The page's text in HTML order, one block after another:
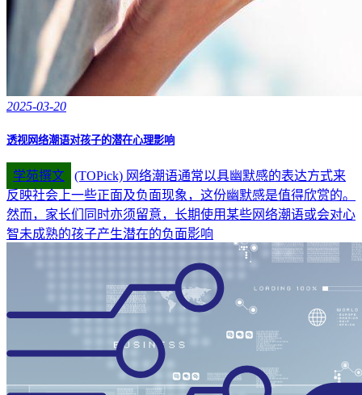
2025-03-20
透视网络潮语对孩子的潜在心理影响
学苑撰文
(TOPick) 网络潮语通常以具幽默感的表达方式来
反映社会上一些正面及负面现象，这份幽默感是值得欣赏的。
然而，家长们同时亦须留意，长期使用某些网络潮语或会对心
智未成熟的孩子产生潜在的负面影响